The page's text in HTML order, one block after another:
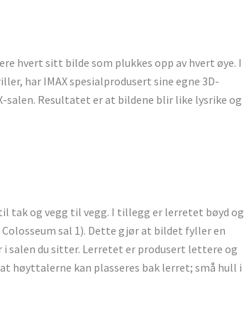
hvert sitt bilde som plukkes opp av hvert øye. I
har IMAX spesialprodusert sine egne 3D-
Resultatet er at bildene blir like lysrike og
tak og vegg til vegg. I tillegg er lerretet bøyd og
sal 1). Dette gjør at bildet fyller en
salen du sitter. Lerretet er produsert lettere og
kan plasseres bak lerret; små hull i